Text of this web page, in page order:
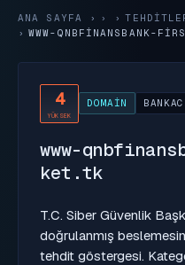
ANA SAYFA ›
WWW-QNBFINANSBANK-
4
YÜKSEK
DOMAIN
www-
ket.tk
T.C. Siber Güvenlik
doğrulanmış
tehdit göstergesi.